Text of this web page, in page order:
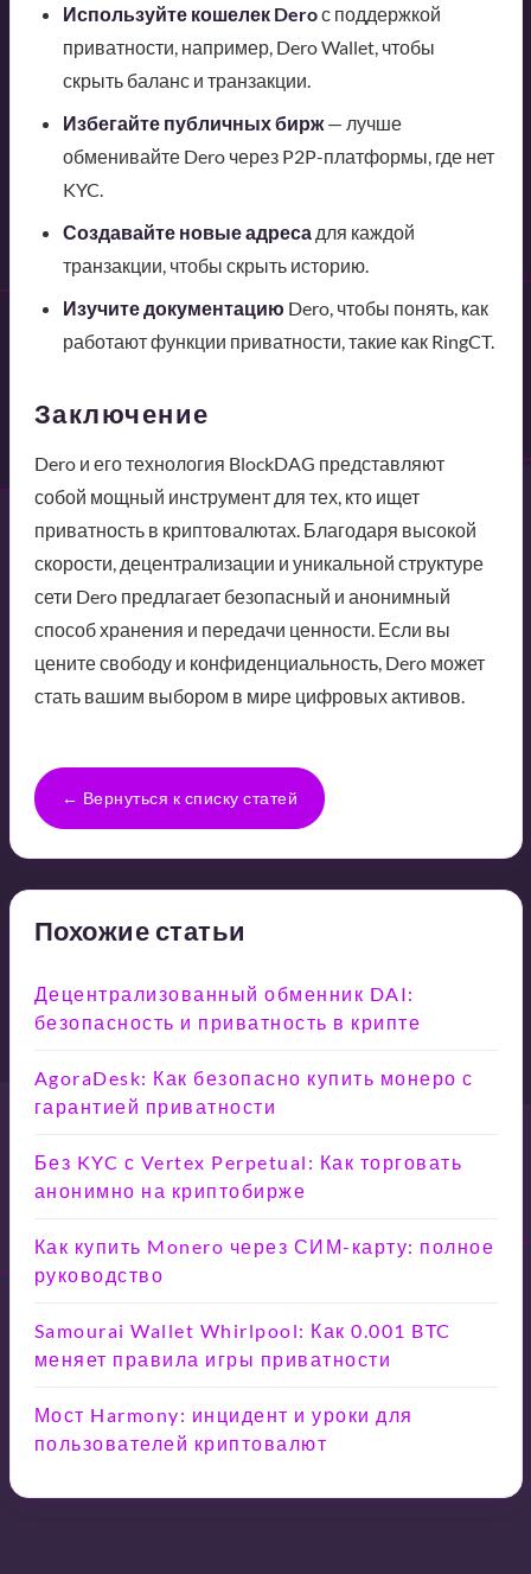
Используйте кошелек Deroс поддержкой
приватности, например, Dero Wallet, чтобы
скрыть баланс и транзакции.
Избегайте публичных бирж— лучше
обменивайте Dero через P2P-платформы, где нет
KYC.
Создавайте новые адреса для каждой
транзакции, чтобы скрыть историю.
Изучите документацию Dero, чтобы понять, как
работают функции приватности, такие как RingCT.
Заключение
Dero и его технология BlockDAG представляют
собой мощный инструмент для тех, кто ищет
приватность в криптовалютах. Благодаря высокой
скорости, децентрализации и уникальной структуре
сети Dero предлагает безопасный и анонимный
способ хранения и передачи ценности. Если вы
цените свободу и конфиденциальность, Dero может
стать вашим выбором в мире цифровых активов.
← Вернуться к списку статей
Похожие статьи
Децентрализованный обменник DAI:
безопасность и приватность в крипте
AgoraDesk: Как безопасно купить монеро с
гарантией приватности
Без KYC с Vertex Perpetual: Как торговать
анонимно на криптобирже
Как купить Monero через СИМ-карту: полное
руководство
Samourai Wallet Whirlpool: Как 0.001 BTC
меняет правила игры приватности
Мост Harmony: инцидент и уроки для
пользователей криптовалют